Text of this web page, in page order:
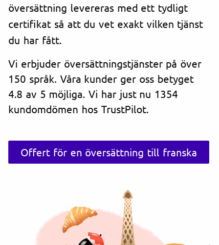
översättning levereras med ett tydligt
certifikat så att du vet exakt vilken tjänst
du har fått.
Vi erbjuder översättningstjänster på över
150 språk. Våra kunder ger oss betyget
4.8 av 5 möjliga. Vi har just nu 1354
kundomdömen hos TrustPilot.
Offert för en översättning till franska